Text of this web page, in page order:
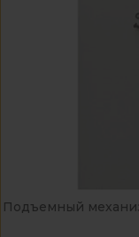
Подъемный